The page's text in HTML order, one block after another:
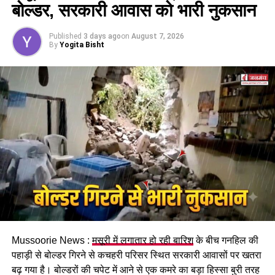
इसके तहत श्रमिकों को हर महीने की 7 तारीख तक वेतन देना
मजदूरी का प्रावधान भी किया गया है।
पढ़े धामी कैबिनेट के प्रमुख फैसले
GST संशोधित अध्यादेश को मंजूरी।
नैनीताल हाईकोर्ट के लिए हल्द्वानी गौलापार में 30 हेक्टेयर जमीन
बोल्डर, सरकारी आवास को भारी नुकसान
Published 3 days agoon August 7, 2026
By Yogita Bisht
Mussoorie News :मसूरी में लगातार हो रही बारिशके बीच गनहिल की
पहाड़ी से बोल्डर गिरने से कचहरी परिसर स्थित सरकारी आवासों पर खतरा
बढ़ गया है। बोल्डरों की चपेट में आने से एक कमरे का बड़ा हिस्सा बुरी तरह